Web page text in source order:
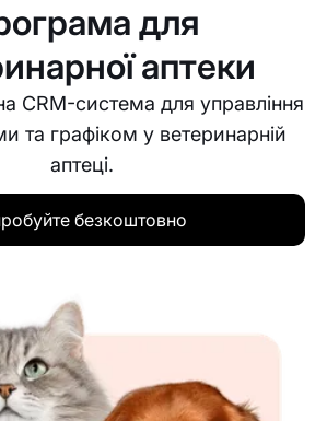
для
аптеки
CRM-система для управління
та графіком у ветеринарній
аптеці.
безкоштовно